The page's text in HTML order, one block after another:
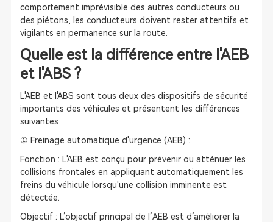
comportement imprévisible des autres conducteurs ou
des piétons, les conducteurs doivent rester attentifs et
vigilants en permanence sur la route.
Quelle est la différence entre l'AEB
et l'ABS ?
L'AEB et l'ABS sont tous deux des dispositifs de sécurité
importants des véhicules et présentent les différences
suivantes :
① Freinage automatique d'urgence (AEB) :
Fonction : L'AEB est conçu pour prévenir ou atténuer les
collisions frontales en appliquant automatiquement les
freins du véhicule lorsqu'une collision imminente est
détectée.
Objectif : L’objectif principal de l’AEB est d’améliorer la